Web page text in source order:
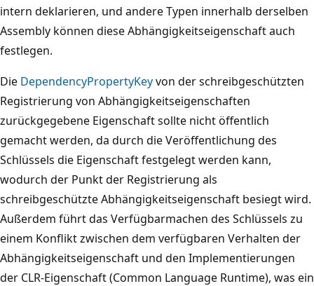
intern deklarieren, und andere Typen innerhalb derselben
Assembly können diese Abhängigkeitseigenschaft auch
festlegen.
Die DependencyPropertyKeyvon der schreibgeschützten
Registrierung von Abhängigkeitseigenschaften
zurückgegebene Eigenschaft sollte nicht öffentlich
gemacht werden, da durch die Veröffentlichung des
Schlüssels die Eigenschaft festgelegt werden kann,
wodurch der Punkt der Registrierung als
schreibgeschützte Abhängigkeitseigenschaft besiegt wird.
Außerdem führt das Verfügbarmachen des Schlüssels zu
einem Konflikt zwischen dem verfügbaren Verhalten der
Abhängigkeitseigenschaft und den Implementierungen
der CLR-Eigenschaft (Common Language Runtime), was ein